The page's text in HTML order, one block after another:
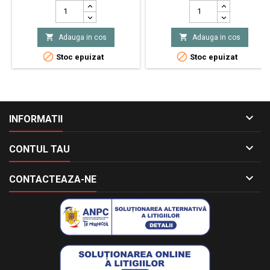
3W Toleranţă ±5%
Tensiune de lucru max. 350V
Dimensiuni carcasă Ø5.5 x
16mm Dimensiuni terminale
Ø0.8 x 28mm Tensiune de
impuls max. 600V
 Adauga in cos
 Stoc epuizat
 Adauga in cos
 Stoc epuizat
INFORMATII 
CONTUL TAU 
CONTACTEAZA-NE 